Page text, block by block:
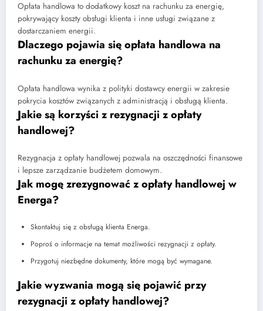
Opłata handlowa to dodatkowy koszt na rachunku za energię,
pokrywający koszty obsługi klienta i inne usługi związane z
dostarczaniem energii.
Dlaczego pojawia się opłata handlowa na
rachunku za energię?
Opłata handlowa wynika z polityki dostawcy energii w zakresie
pokrycia kosztów związanych z administracją i obsługą klienta.
Jakie są korzyści z rezygnacji z opłaty
handlowej?
Rezygnacja z opłaty handlowej pozwala na oszczędności finansowe
i lepsze zarządzanie budżetem domowym.
Jak mogę zrezygnować z opłaty handlowej w
Energa?
Skontaktuj się z obsługą klienta Energa.
Poproś o informacje na temat możliwości rezygnacji z opłaty.
Przygotuj niezbędne dokumenty, które mogą być wymagane.
Jakie wyzwania mogą się pojawić przy
rezygnacji z opłaty handlowej?